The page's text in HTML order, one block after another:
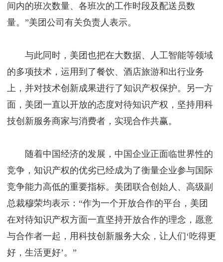
间内的班次数量、各班次的工作时段及配送员数
量。”美团公司有关负责人表示。
与此同时，美团也把在大数据、人工智能等领域
的多项技术，运用到了餐饮、酒店旅游和出行业务
上，并对技术创新成果进行了知识产权保护。另一方
面，美团一直以开放的态度对待知识产权，坚持用科
技创新服务商家与消费者，实现合作共赢。
随着中国经济的发展，中国企业正面临世界性的
竞争，知识产权的优劣已经成为了衡量企业参与国际
竞争能力高低的重要指标。美团联合创始人、高级副
总裁穆荣均表示：“作为一个开放合作的平台，美团
在对待知识产权方面一直坚持开放合作的理念，愿意
与合作者一起，用科技创新服务大众，让人们‘吃得更
好，生活更好’。”